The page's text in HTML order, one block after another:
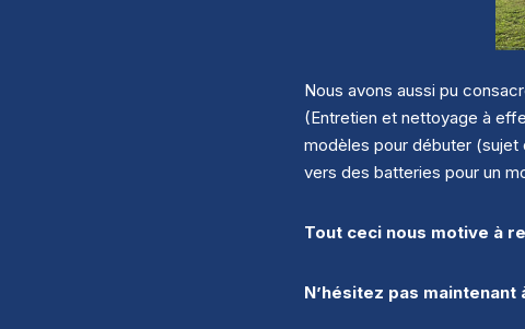
Nous avons aussi pu
(Entretien et nettoyage à
modèles pour débuter (sujet
vers des batteries pour un
Tout ceci nous motive à
N’hésitez pas